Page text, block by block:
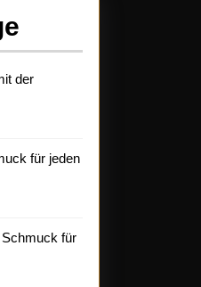
der
für jeden
für